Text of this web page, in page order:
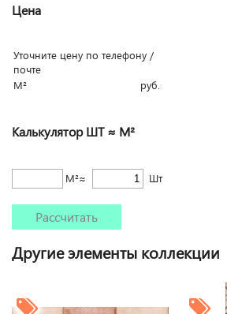
Цена
Уточните цену по телефону /
почте
М²
руб.
Калькулятор ШТ ≈ М²
М²≈ Шт
Рассчитать
Другие элементы коллекции